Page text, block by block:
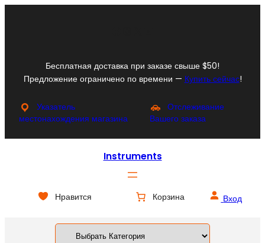
Бесплатная доставка при заказе свыше $50!
Предложение ограничено по времени — Купить сейчас!
Указатель
местонахождения магазина
Отслеживание
Вашего заказа
Instruments
Нравится Корзина Вход